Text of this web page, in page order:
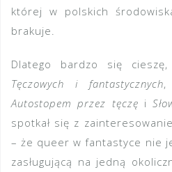
której w polskich
brakuje.
Dlatego bardzo się
Tęczowych i fantastycznych,
Autostopem przez tęczę i
spotkał się z
– że queer w fantastyce nie
zasługującą na jedną